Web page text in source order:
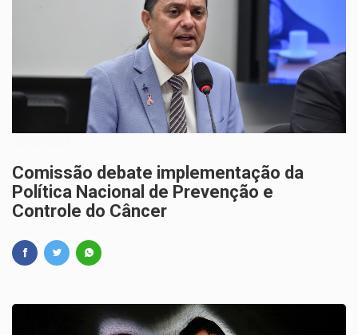
Comissão debate implementação da
Política Nacional de Prevenção e
Controle do Câncer